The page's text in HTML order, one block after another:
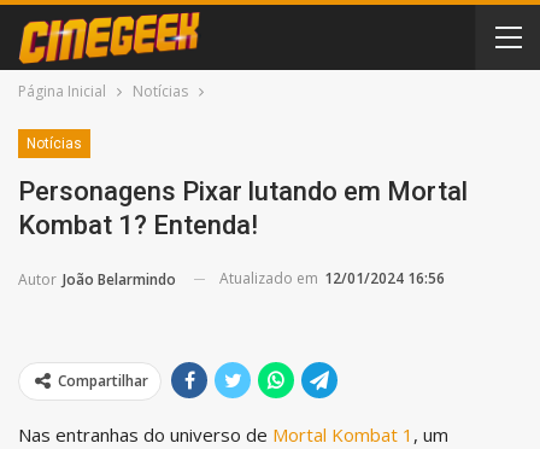
Página Inicial Notícias
Notícias
Personagens Pixar lutando em Mortal
Kombat 1? Entenda!
Autor João Belarmindo Atualizado em 12/01/2024 16:56
Compartilhar
Nas entranhas do universo de Mortal Kombat 1 , um